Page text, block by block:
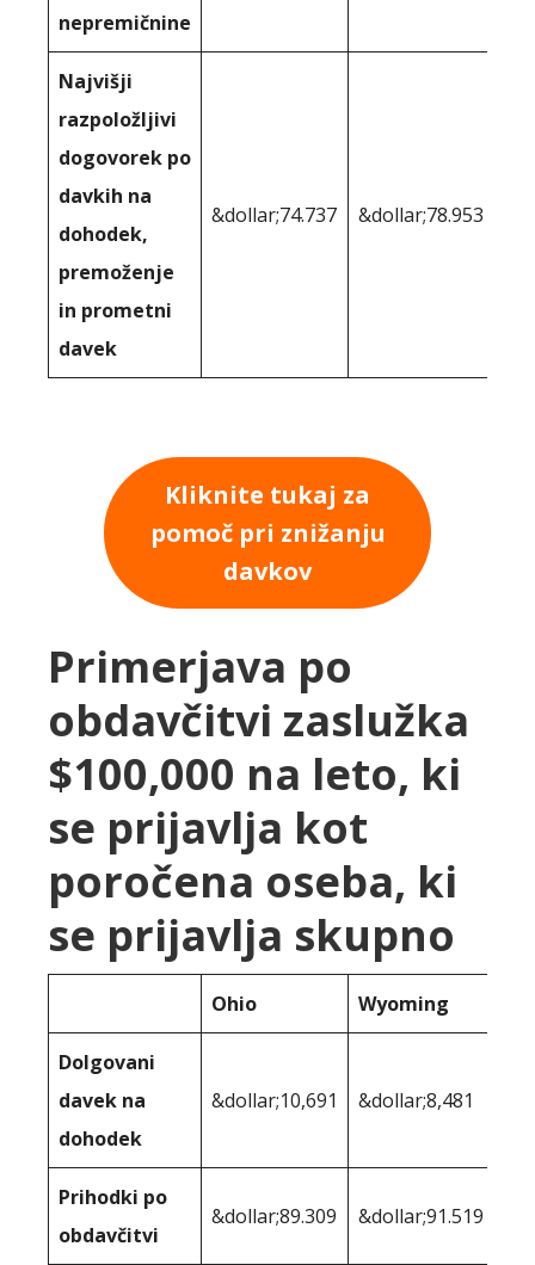
nepremičnine
Najvišji
razpoložljivi
dogovorek po
davkih na
dohodek,
premoženje
in prometni
davek
&dollar;74.737 &dollar;78.953
Kliknite tukaj za
pomoč pri znižanju
davkov
Primerjava po
obdavčitvi zaslužka
$100,000 na leto, ki
se prijavlja kot
poročena oseba, ki
se prijavlja skupno
Ohio Wyoming
Dolgovani
davek na
dohodek
&dollar;10,691 &dollar;8,481
Prihodki po
obdavčitvi
&dollar;89.309 &dollar;91.519